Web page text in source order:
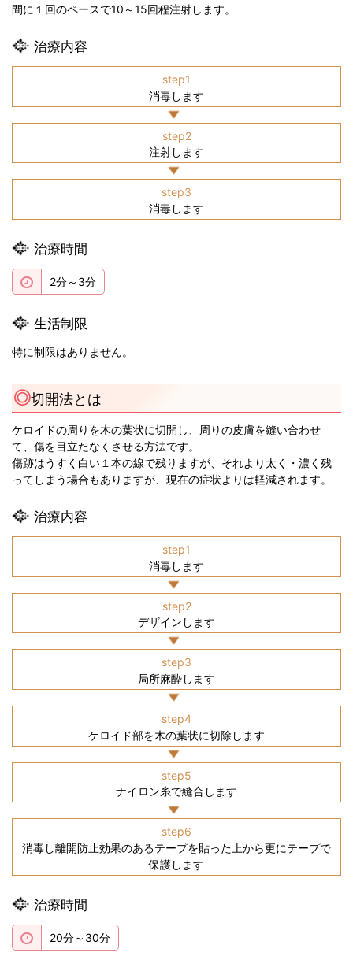
間に１回のペースで10～15回程注射します。
治療内容
step1
消毒します
step2
注射します
step3
消毒します
治療時間
2分～3分
生活制限
特に制限はありません。
切開法とは
ケロイドの周りを木の葉状に切開し、周りの皮膚を縫い合わせ
て、傷を目立たなくさせる方法です。
傷跡はうすく白い１本の線で残りますが、それより太く・濃く残
ってしまう場合もありますが、現在の症状よりは軽減されます。
治療内容
step1
消毒します
step2
デザインします
step3
局所麻酔します
step4
ケロイド部を木の葉状に切除します
step5
ナイロン糸で縫合します
step6
消毒し離開防止効果のあるテープを貼った上から更にテープで
保護します
治療時間
20分～30分